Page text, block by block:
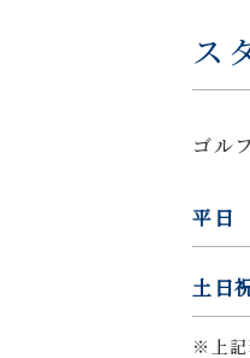
ス
ゴル
平日
土日
※上記